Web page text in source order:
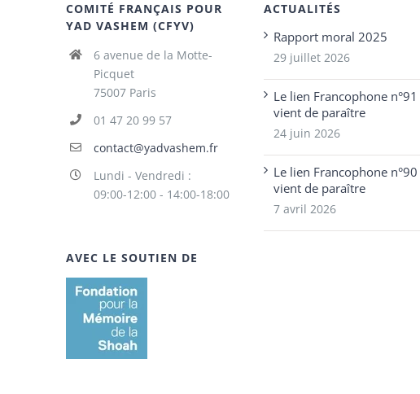
COMITÉ FRANÇAIS POUR
YAD VASHEM (CFYV)
6 avenue de la Motte-
Picquet
75007 Paris
01 47 20 99 57
contact@yadvashem.fr
Lundi - Vendredi :
09:00-12:00 - 14:00-18:00
AVEC LE SOUTIEN DE
ACTUALITÉS
Rapport moral 2025
29 juillet 2026
Le lien Francophone n°91
vient de paraître
24 juin 2026
Le lien Francophone n°90
vient de paraître
7 avril 2026